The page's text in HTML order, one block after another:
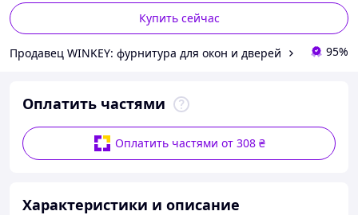
Купить сейчас
Продавец WINKEY: фурнитура для окон и дверей 95%
Оплатить частями
Оплатить частями от 308 ₴
Характеристики и описание